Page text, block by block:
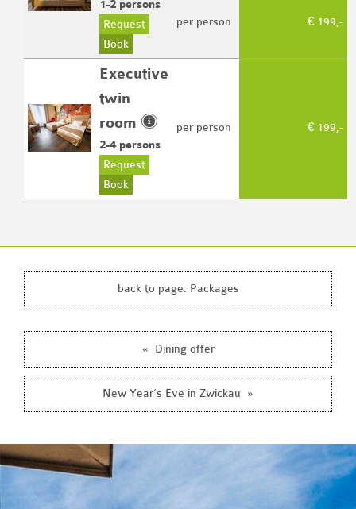
1-2 persons
Request
Book
per person € 199,-
Executive
twin
room
2-4 persons
Request
Book
per person € 199,-
back to page: Packages
« Dining offer
New Year’s Eve in Zwickau »